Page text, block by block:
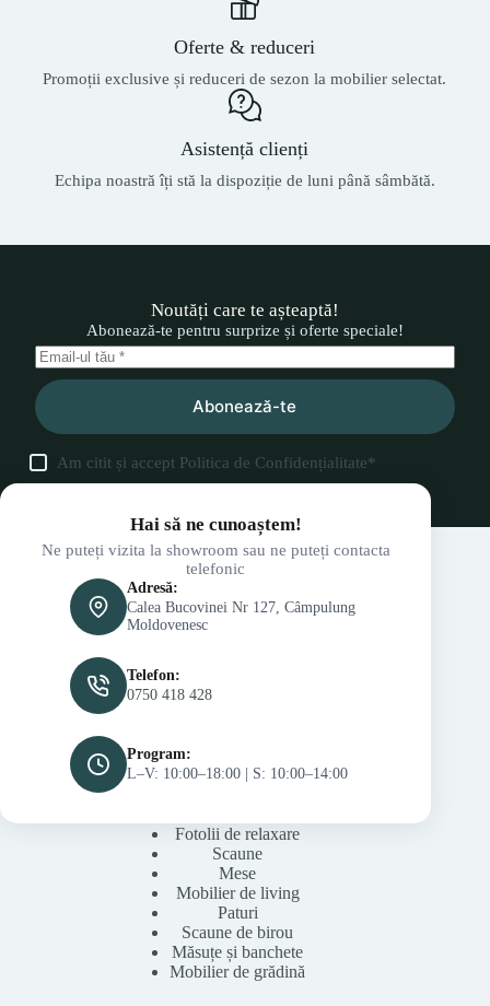
Oferte & reduceri
Promoții exclusive și reduceri de sezon la mobilier selectat.
Asistență clienți
Echipa noastră îți stă la dispoziție de luni până sâmbătă.
Noutăți care te așteaptă!
Abonează-te pentru surprize și oferte speciale!
Abonează-te
Am citit și accept Politica de Confidențialitate*
Hai să ne cunoaștem!
Ne puteți vizita la showroom sau ne puteți contacta
telefonic
Adresă:
Calea Bucovinei Nr 127, Câmpulung
Moldovenesc
Telefon:
0750 418 428
Program:
L–V: 10:00–18:00 | S: 10:00–14:00
Fotolii de relaxare
Scaune
Mese
Mobilier de living
Paturi
Scaune de birou
Măsuțe și banchete
Mobilier de grădină